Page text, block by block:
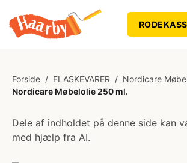
Forside / FLASKEVARER / Nordicare
Nordicare Møbelolie 250 ml.
Dele af indholdet på denne side kan
med hjælp fra AI.